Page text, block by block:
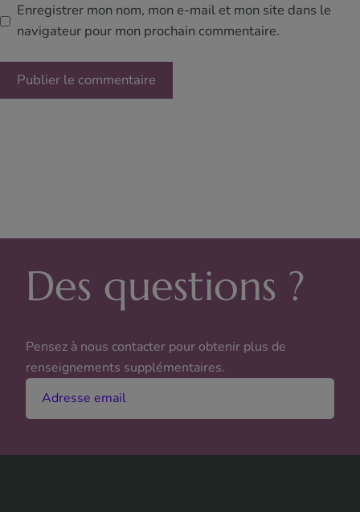
Enregistrer mon nom, mon e-mail et mon site dans le
navigateur pour mon prochain commentaire.
Des questions ?
Pensez à nous contacter pour obtenir plus de
renseignements supplémentaires.
Adresse email